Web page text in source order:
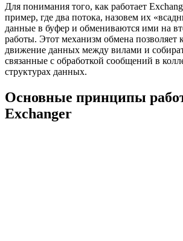
Для понимания того, как работает
пример, где два потока, назовем их
данные в буфер и обмениваются ими на
работы. Этот механизм обмена позволяет
движение данных между вилами и
связанные с обработкой сообщений в
структурах данных.
Основные принципы
Exchanger